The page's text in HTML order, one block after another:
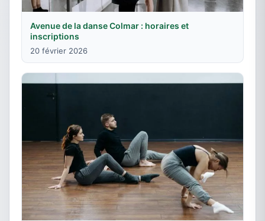
Avenue de la danse Colmar : horaires et
inscriptions
20 février 2026